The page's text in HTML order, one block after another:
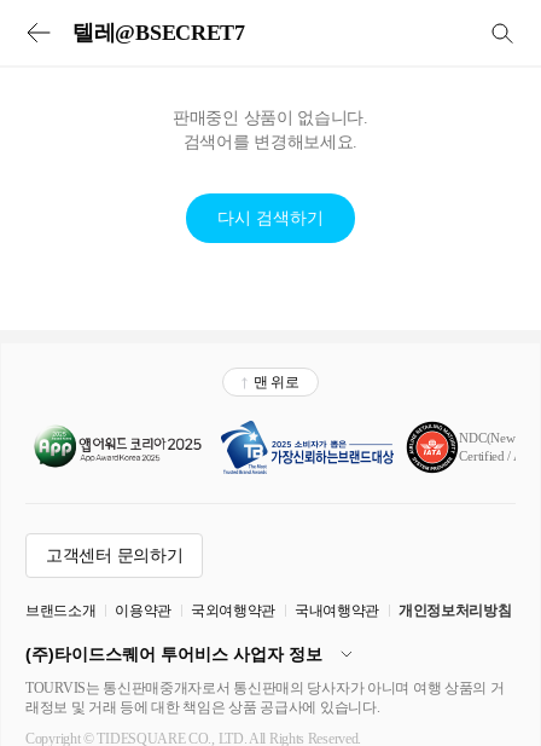
텔레@BSECRET7
판매중인 상품이 없습니다.
검색어를 변경해보세요.
다시 검색하기